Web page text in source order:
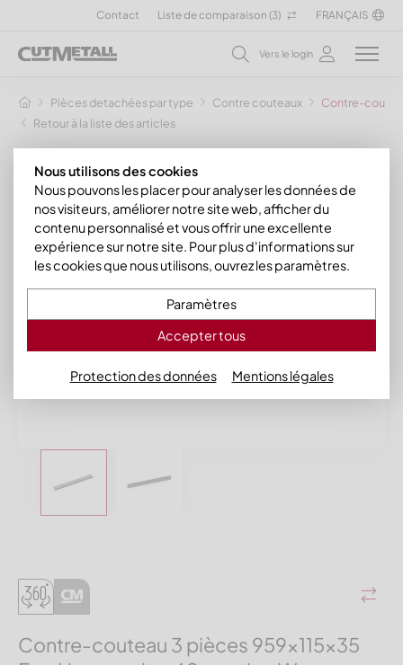
Contact Liste de comparaison (3) FRANÇAIS
Vers le login
Pièces detachées par type Contre couteaux
Contre-
Retour à la liste des articles
Contre-couteau 3 pièces 959x115x35
Nous utilisons des cookies
Nous pouvons les placer pour analyser les données de
nos visiteurs, améliorer notre site web, afficher du
contenu personnalisé et vous offrir une excellente
expérience sur notre site. Pour plus d'informations sur
les cookies que nous utilisons, ouvrez les paramètres.
Paramètres
Accepter tous
Protection des données Mentions légales